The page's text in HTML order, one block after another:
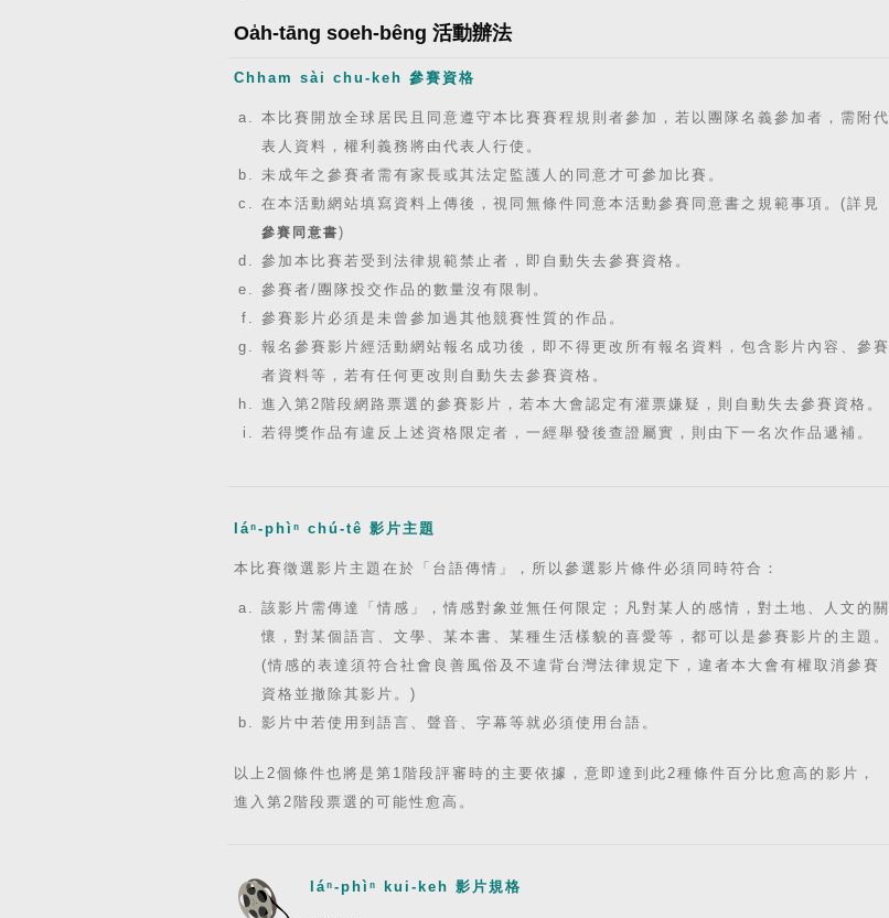
Oa̍h-tāng soeh-bêng 活動辦法
Chham sài chu-keh 參賽資格
本比賽開放全球居民且同意遵守本比賽賽程規則者參加，若以團隊名義參加者，需附代
表人資料，權利義務將由代表人行使。
未成年之參賽者需有家長或其法定監護人的同意才可參加比賽。
在本活動網站填寫資料上傳後，視同無條件同意本活動參賽同意書之規範事項。(詳見
參賽同意書)
參加本比賽若受到法律規範禁止者，即自動失去參賽資格。
參賽者/團隊投交作品的數量沒有限制。
參賽影片必須是未曾參加過其他競賽性質的作品。
報名參賽影片經活動網站報名成功後，即不得更改所有報名資料，包含影片內容、參賽
者資料等，若有任何更改則自動失去參賽資格。
進入第2階段網路票選的參賽影片，若本大會認定有灌票嫌疑，則自動失去參賽資格。
若得獎作品有違反上述資格限定者，一經舉發後查證屬實，則由下一名次作品遞補。
Iáⁿ-phìⁿ chú-tê 影片主題
本比賽徵選影片主題在於「台語傳情」，所以參選影片條件必須同時符合：
該影片需傳達「情感」，情感對象並無任何限定；凡對某人的感情，對土地、人文的關
懷，對某個語言、文學、某本書、某種生活樣貌的喜愛等，都可以是參賽影片的主題。
(情感的表達須符合社會良善風俗及不違背台灣法律規定下，違者本大會有權取消參賽
資格並撤除其影片。)
影片中若使用到語言、聲音、字幕等就必須使用台語。
以上2個條件也將是第1階段評審時的主要依據，意即達到此2種條件百分比愈高的影片，
進入第2階段票選的可能性愈高。
Iáⁿ-phìⁿ kui-keh 影片規格